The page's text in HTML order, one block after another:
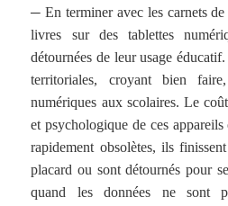
─En terminer avec les carnets
livres sur des tablettes
détournées de leur usage
territoriales, croyant bien
numériques aux scolaires. Le
et psychologique de ces
rapidement obsolètes, ils
placard ou sont détournés pour
quand les données ne sont